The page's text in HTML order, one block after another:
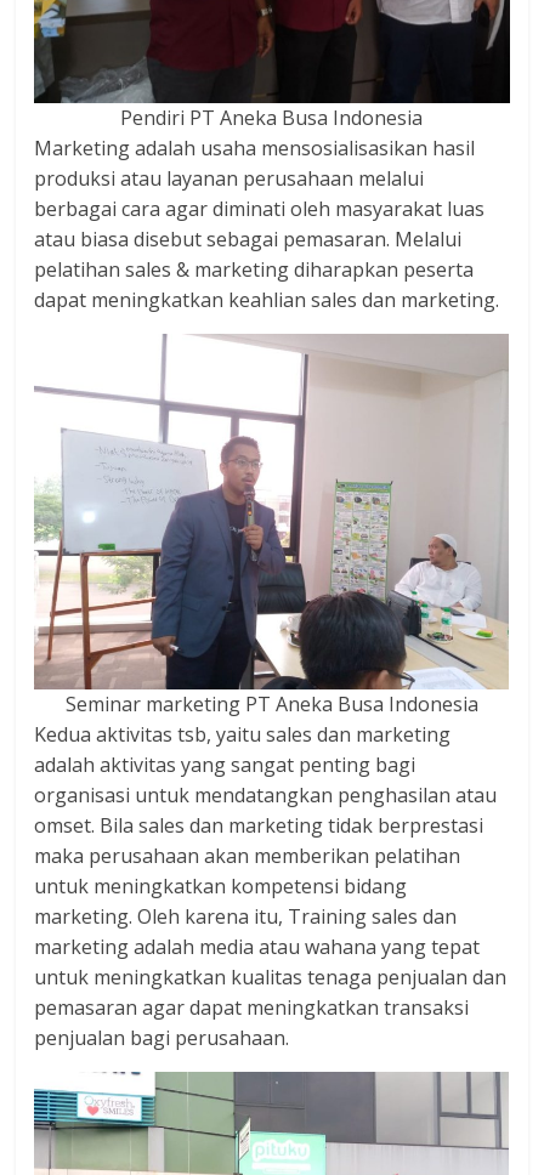
Pendiri PT Aneka Busa Indonesia
Marketing adalah usaha mensosialisasikan hasil
produksi atau layanan perusahaan melalui
berbagai cara agar diminati oleh masyarakat luas
atau biasa disebut sebagai pemasaran. Melalui
pelatihan sales & marketing diharapkan peserta
dapat meningkatkan keahlian sales dan marketing.
Seminar marketing PT Aneka Busa Indonesia
Kedua aktivitas tsb, yaitu sales dan marketing
adalah aktivitas yang sangat penting bagi
organisasi untuk mendatangkan penghasilan atau
omset. Bila sales dan marketing tidak berprestasi
maka perusahaan akan memberikan pelatihan
untuk meningkatkan kompetensi bidang
marketing. Oleh karena itu, Training sales dan
marketing adalah media atau wahana yang tepat
untuk meningkatkan kualitas tenaga penjualan dan
pemasaran agar dapat meningkatkan transaksi
penjualan bagi perusahaan.